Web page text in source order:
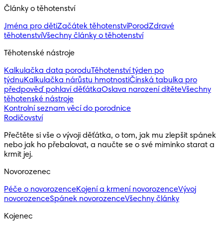
Články o těhotenství
Jména pro dětiZačátek těhotenstvíPorodZdravé
těhotenstvíVšechny články o těhotenství
Těhotenské nástroje
Kalkulačka data poroduTěhotenství týden po
týdnuKalkulačka nárůstu hmotnostiČínská tabulka pro
předpověď pohlaví děťátkaOslava narození dítěteVšechny
těhotenské nástroje
Kontrolní seznam věcí do porodnice
Rodičovství
Přečtěte si vše o vývoji děťátka, o tom, jak mu zlepšit spánek
nebo jak ho přebalovat, a naučte se o své miminko starat a
krmit jej.
Novorozenec
Péče o novorozenceKojení a krmení novorozenceVývoj
novorozenceSpánek novorozenceVšechny články
Kojenec